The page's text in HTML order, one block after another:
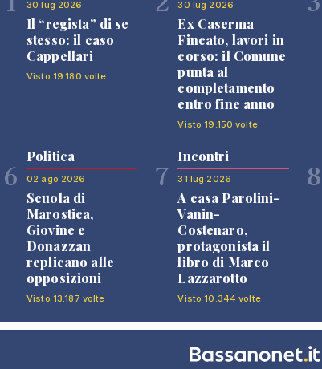
30 lug 2026
Il “regista” di se
stesso: il caso
Cappellari
Visto 19.180 volte
30 lug 2026
Ex Caserma
Fincato, lavori in
corso: il Comune
punta al
completamento
entro fine anno
Visto 19.150 volte
6
Politica
02 ago 2026
Scuola di
Marostica,
Giovine e
Donazzan
replicano alle
opposizioni
Visto 13.187 volte
7
Incontri
31 lug 2026
A casa Parolini-
Vanin-
Costenaro,
protagonista il
libro di Marco
Lazzarotto
Visto 10.344 volte
8